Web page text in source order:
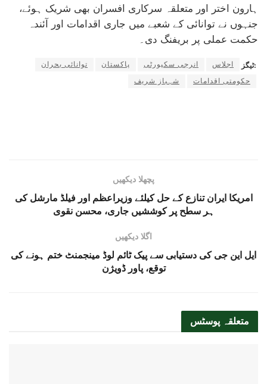
ہارون اختر
اور متعلقہ سرکاری افسران بھی شریک ہوئے،
جنہوں نے توانائی کے شعبے میں جاری اقدامات اور آئندہ
حکمت عملی پر بریفنگ دی۔
ٹیگز: اجلاس انرجی سکیورٹی پاکستان
توانائی بحران
حکومتی اقدامات
شہباز شریف
پچھلا دیکھیں
امریکا ایران تنازع کے حل کیلئے وزیراعظم اور فیلڈ مارشل کی
ہر سطح پر کوششیں جاری، محسن نقوی
اگلا دیکھیں
ایل این جی کی دستیابی سے پیک ٹائم لوڈ مینجمنٹ ختم ہونے کی
توقع، پاور ڈویژن
متعلقہ پوسٹس